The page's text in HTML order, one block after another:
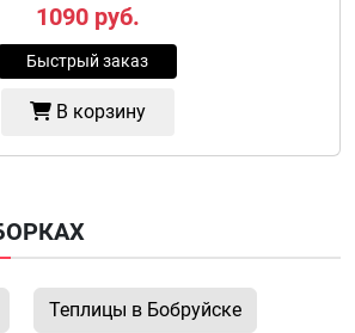
1090руб.
Быстрый заказ
В корзину
Теплицы в Бобруйске